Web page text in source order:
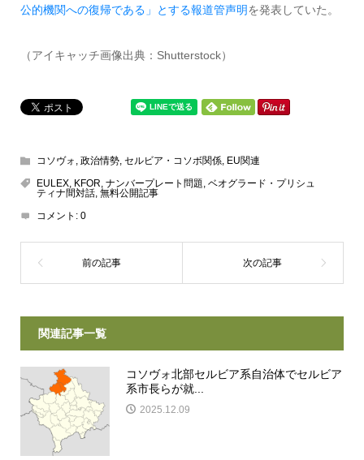
公的機関への復帰である」
とする報道管声明を発表していた。
（アイキャッチ画像出典：Shutterstock）
コソヴォ 政治情勢, セルビア・コソボ関係, EU関連
EULEX, KFOR ナンバープレート問題 ベオグラード・プリシュ
ティナ間対話, 無料公開記事
コメント: 0
関連記事一覧
コソヴォ北部セルビア系自治体でセルビア
系市長らが就...
2025.12.09